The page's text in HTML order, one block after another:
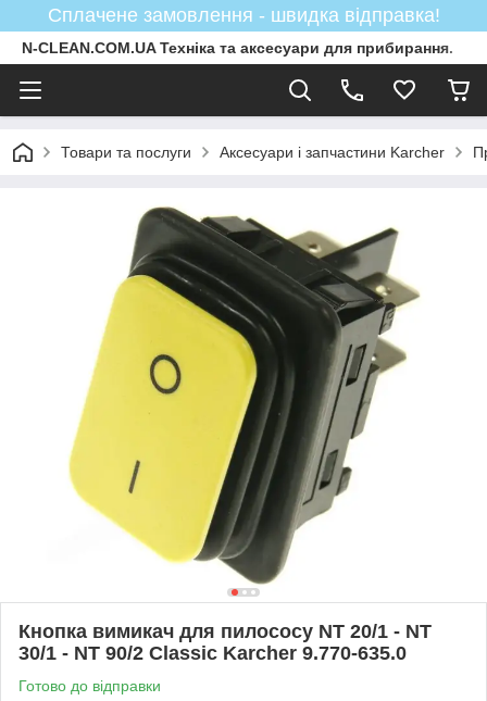
Сплачене замовлення - швидка відправка!
N-CLEAN.COM.UA Техніка та аксесуари для прибирання.
Товари та послуги Аксесуари і запчастини Karcher
Кнопка вимикач для пилососу NT 20/1 - NT
30/1 - NT 90/2 Classic Karcher 9.770-635.0
Готово до відправки